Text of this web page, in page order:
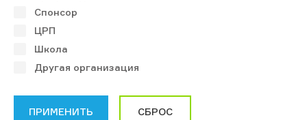
Спонсор
ЦРП
Школа
Другая организация